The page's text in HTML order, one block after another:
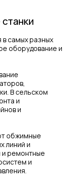
самых разных
оборудование и
В сельском
и
и
обжимные
линий и
и ремонтные
и